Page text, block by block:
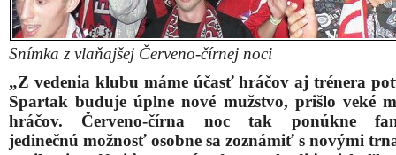
Snímka z vlaňajšej Červeno-čírnej noci
„Z vedenia klubu máme účasť hráčov aj trénera
Spartak buduje úplne nové mužstvo, prišlo veké
hráčov. Červeno-čírna noc tak ponúkne
jedinečnú možnosť osobne sa zoznámiť s novými